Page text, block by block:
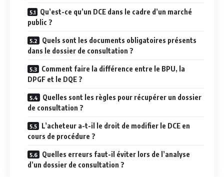
Qu’est-ce qu’un DCE dans le cadre d’un marché
public ?
Quels sont les documents obligatoires présents
dans le dossier de consultation ?
Comment faire la différence entre le BPU, la
DPGF et le DQE ?
Quelles sont les règles pour récupérer un dossier
de consultation ?
L’acheteur a-t-il le droit de modifier le DCE en
cours de procédure ?
Quelles erreurs faut-il éviter lors de l’analyse
d’un dossier de consultation ?